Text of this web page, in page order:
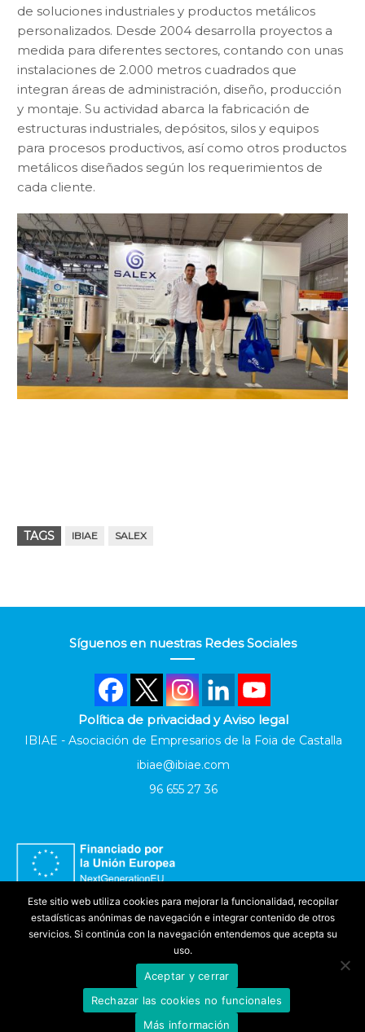
de soluciones industriales y productos metálicos
personalizados. Desde 2004 desarrolla proyectos a
medida para diferentes sectores, contando con unas
instalaciones de 2.000 metros cuadrados que
integran áreas de administración, diseño, producción
y montaje. Su actividad abarca la fabricación de
estructuras industriales, depósitos, silos y equipos
para procesos productivos, así como otros productos
metálicos diseñados según los requerimientos de
cada cliente.
TAGS IBIAE SALEX
Síguenos en nuestras Redes Sociales
Política de privacidad y Aviso legal
IBIAE - Asociación de Empresarios de la Foia de Castalla
ibiae@ibiae.com
96 655 27 36
Accesibilidad
IBIAE2025. Todos los derechos reservados
Produced byEvoteknic
Este sitio web utiliza cookies para mejorar la funcionalidad, recopilar
estadísticas anónimas de navegación e integrar contenido de otros
servicios. Si continúa con la navegación entendemos que acepta su
uso.
Aceptar y cerrar
Rechazar las cookies no funcionales
Más información